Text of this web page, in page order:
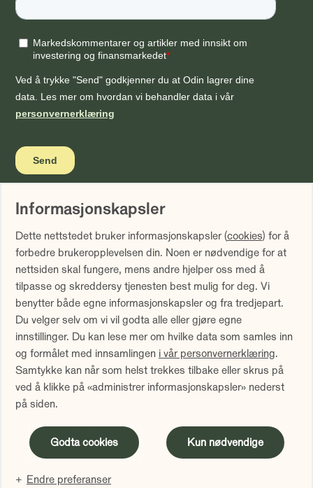
Vi gjør oppmerksom på at historisk avkastning ikke er noen
garanti for fremtidig avkastning. Fremtidig avkastning vil
blant annet avhenge av markedsutviklingen, forvalters
dyktighet, fondets risiko samt kostnader ved forvaltning.
Avkastningen kan bli negativ som følge av kurstap.
Avkastningen er fratrukket årlig forvaltningshonorar.
Avkastning utover 12 måneder er annualisert. Tallene er
oppgitt i NOK.
Sammenlign våre priser med andre selskaper på
Finansportalen.no
Innholdet på denne siden er markedsføring
Administrer informasjonskapsler
Informasjonskapsler
Dette nettstedet bruker informasjonskapsler (cookies) for å
forbedre brukeropplevelsen din. Noen er nødvendige for at
nettsiden skal fungere, mens andre hjelper oss med å
tilpasse og skreddersy tjenesten best mulig for deg. Vi
benytter både egne informasjonskapsler og fra tredjepart.
Du velger selv om vi vil godta alle eller gjøre egne
innstillinger. Du kan lese mer om hvilke data som samles inn
og formålet med innsamlingen i vår personvernerklæring.
Samtykke kan når som helst trekkes tilbake eller skrus på
ved å klikke på «administrer informasjonskapsler» nederst
på siden.
Godta cookies Kun nødvendige
Endre preferanser